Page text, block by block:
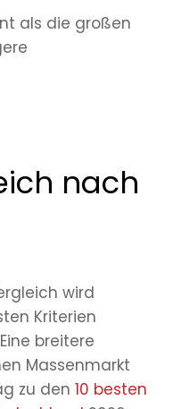
als die großen
nach
wird
Kriterien
breitere
Massenmarkt
zu den 10 besten